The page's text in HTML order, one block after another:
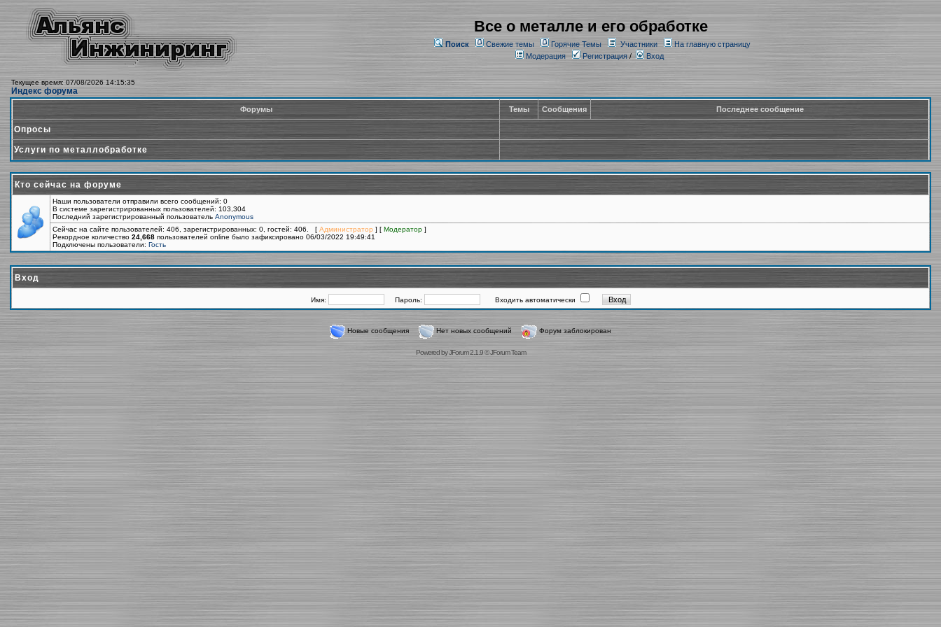
Все о металле и его обработке
Поиск Свежие темы Горячие Темы Участники
На главную страницу
Модерация
Регистрация/ Вход
Текущее время: 07/08/2026 14:15:35
Индекс форума
Форумы Темы Сообщения Последнее сообщение
Опросы
Услуги по металлобработке
Кто сейчас на форуме
Наши пользователи отправили всего сообщений: 0
В системе зарегистрированных пользователей: 103,304
Последний зарегистрированный пользователь Anonymous
Сейчас на сайте пользователей: 406, зарегистрированных: 0, гостей: 406. [ Администратор ] [ Модератор ]
Рекордное количество 24,668 пользователей online было зафиксировано 06/03/2022 19:49:41
Подключены пользователи: Гость
Вход
Имя: Пароль: Входить автоматически
Новые сообщения Нет новых сообщений Форум заблокирован
Powered byJForum 2.1.9©JForum Team